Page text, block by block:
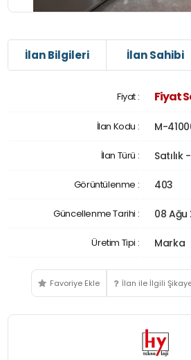
İlan Bilgileri İlan Sahibi
Fiyat : Fiyat
İlan Kodu : M-
İlan Türü : Satılık
Görüntülenme : 403
Güncellenme Tarihi : 08 Ağu
Üretim Tipi : Marka
Favoriye Ekle İlan ile İlgili